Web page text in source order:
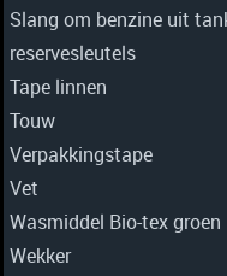
Slang om benzine uit
reservesleutels
Tape linnen
Touw
Verpakkingstape
Vet
Wasmiddel Bio-tex groen
Wekker